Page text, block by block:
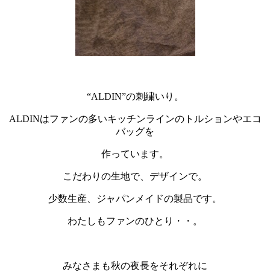
“ALDIN”の刺繍いり。
ALDINはファンの多いキッチンラインのトルションやエコ
バッグを
作っています。
こだわりの生地で、デザインで。
少数生産、ジャパンメイドの製品です。
わたしもファンのひとり・・。
みなさまも秋の夜長をそれぞれに